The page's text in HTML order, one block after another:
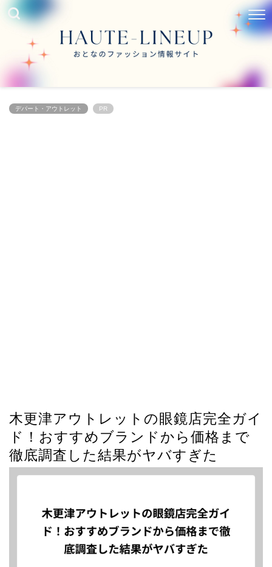
デパート・アウトレット PR
木更津アウトレットの眼鏡店完全ガイ
ド！おすすめブランドから価格まで
徹底調査した結果がヤバすぎた